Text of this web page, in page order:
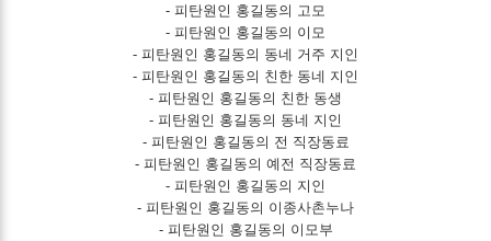
- 피탄원인 홍길동의 고모
- 피탄원인 홍길동의 이모
- 피탄원인 홍길동의 동네 거주 지인
- 피탄원인 홍길동의 친한 동네 지인
- 피탄원인 홍길동의 친한 동생
- 피탄원인 홍길동의 동네 지인
- 피탄원인 홍길동의 전 직장동료
- 피탄원인 홍길동의 예전 직장동료
- 피탄원인 홍길동의 지인
- 피탄원인 홍길동의 이종사촌누나
- 피탄원인 홍길동의 이모부